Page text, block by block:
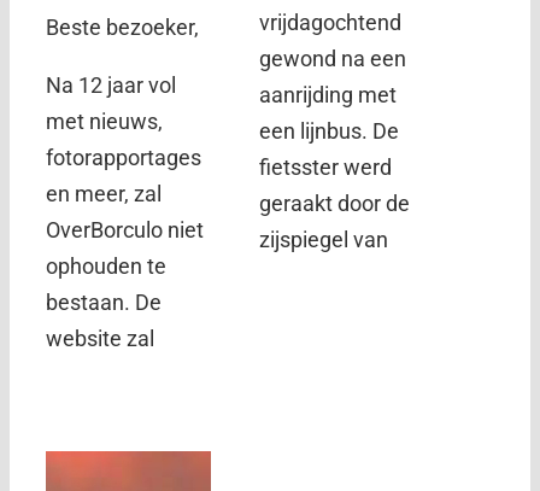
Beste bezoeker,
Na 12 jaar vol
met nieuws,
fotorapportages
en meer, zal
OverBorculo niet
ophouden te
bestaan. De
website zal
vrijdagochtend
gewond na een
aanrijding met
een lijnbus. De
fietsster werd
geraakt door de
zijspiegel van